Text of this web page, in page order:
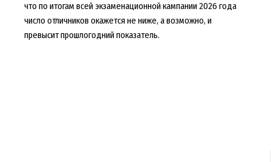
что по итогам всей экзаменационной кампании 2026 года
число отличников окажется не ниже, а возможно, и
превысит прошлогодний показатель.